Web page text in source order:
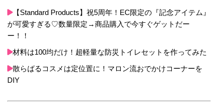
【Standard Products】祝5周年！EC限定の『記念アイテム』
が可愛すぎる♡数量限定→商品購入で今すぐゲットだー
ー！！
材料は100均だけ！超軽量な防災トイレセットを作ってみた
散らばるコスメは定位置に！マロン流おでかけコーナーを
DIY